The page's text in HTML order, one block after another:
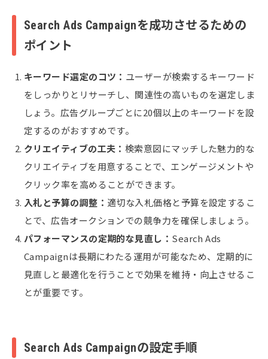
Search Ads Campaignを成功させるための
ポイント
キーワード選定のコツ： ユーザーが検索するキーワード
をしっかりとリサーチし、関連性の高いものを選定しま
しょう。広告グループごとに20個以上のキーワードを設
定するのがおすすめです。
クリエイティブの工夫： 検索意図にマッチした魅力的な
クリエイティブを用意することで、エンゲージメントや
クリック率を高めることができます。
入札と予算の調整： 適切な入札価格と予算を設定するこ
とで、広告オークションでの競争力を確保しましょう。
パフォーマンスの定期的な見直し： Search Ads
Campaignは長期にわたる運用が可能なため、定期的に
見直しと最適化を行うことで効果を維持・向上させるこ
とが重要です。
Search Ads Campaignの設定手順